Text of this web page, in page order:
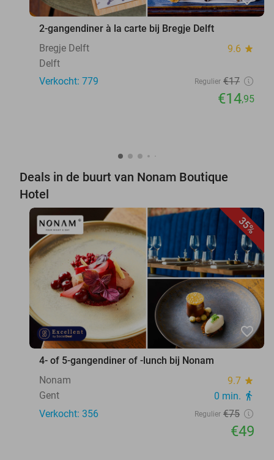
2-gangendiner à la carte bij Bregje Delft
Bregje Delft
9.6 star
Delft
Verkocht: 779
Regulier €17
€14,95
Deals in de buurt van Nonam Boutique
Hotel
35%
favorite_border
4- of 5-gangendiner of -lunch bij Nonam
Nonam
9.7 star
Gent 0 min. directions_walk
Verkocht: 356 Regulier €75
€49